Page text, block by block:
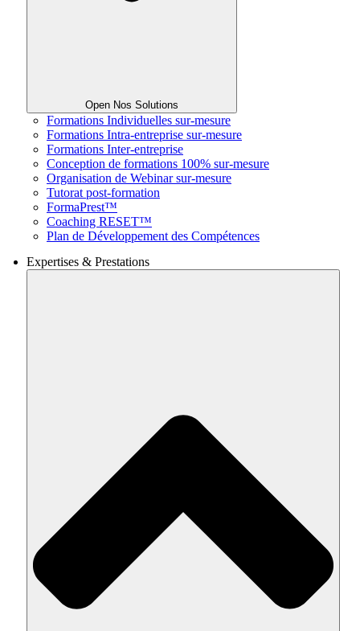
Open Nos Solutions
Formations Individuelles sur-mesure
Formations Intra-entreprise sur-mesure
Formations Inter-entreprise
Conception de formations 100% sur-mesure
Organisation de Webinar sur-mesure
Tutorat post-formation
FormaPrest™
Coaching RESET™
Plan de Développement des Compétences
Expertises & Prestations